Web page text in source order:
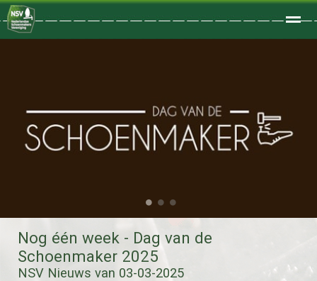
Home Zoeken Foto's
● ● ●
Nog één week - Dag van de
Schoenmaker 2025
NSV Nieuws van 03-03-2025